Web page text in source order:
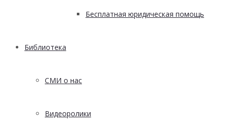
Бесплатная юридическая помощь
Библиотека
СМИ о нас
Видеоролики